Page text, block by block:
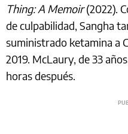
Thing: A Memoir(2022).
de culpabilidad, Sangha
suministrado ketamina a
2019. McLaury, de 33
horas después.